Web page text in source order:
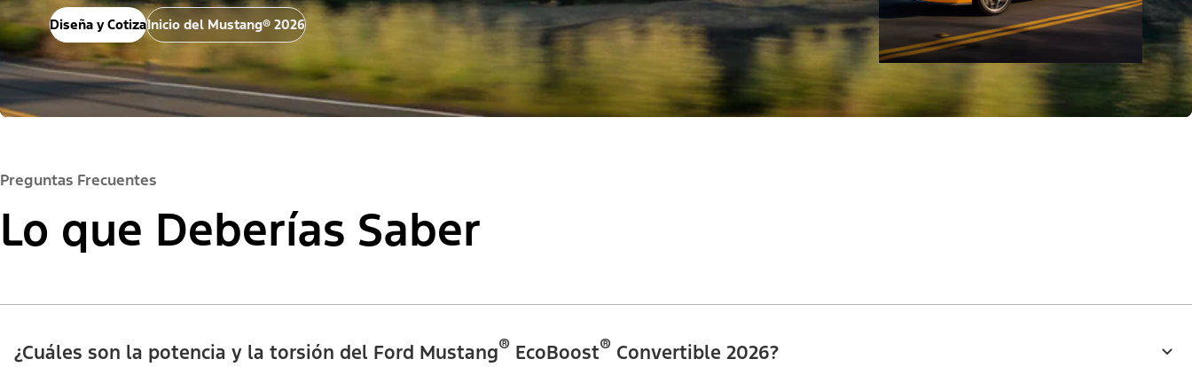
Diseña y CotizaInicio del Mustang® 2026
Preguntas Frecuentes
Lo que Deberías Saber
¿Cuáles son la potencia y la torsión del Ford Mustang® EcoBoost® Convertible 2026?